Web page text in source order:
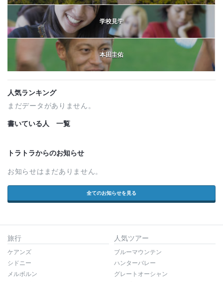
学校見学
本田圭佑
人気ランキング
まだデータがありません。
書いている人 一覧
トラトラからのお知らせ
お知らせはまだありません。
全てのお知らせを見る
旅行
ケアンズ
シドニー
メルボルン
人気ツアー
ブルーマウンテン
ハンターバレー
グレートオーシャン